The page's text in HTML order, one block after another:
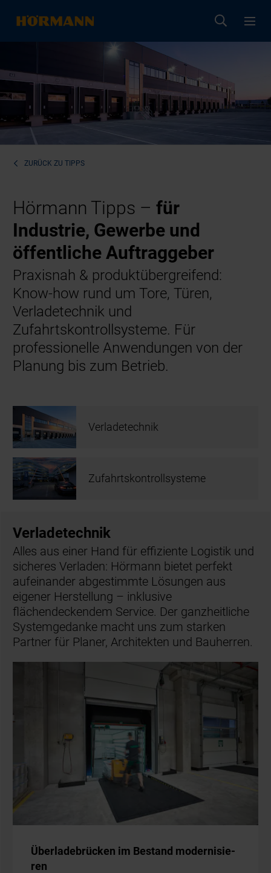
ZURÜCK ZUTIPPS
Hörmann Tipps –für
Industrie, Gewerbe und
öffentliche Auftraggeber
Praxisnah & produktübergreifend:
Know-how rund um Tore, Türen,
Verladetechnik und
Zufahrtskontrollsysteme. Für
professionelle Anwendungen von der
Planung bis zum Betrieb.
Verladetechnik
Zufahrtskontrollsysteme
Verladetechnik
Alles aus einer Hand für effiziente Logistik und
sicheres Verladen: Hörmann bietet perfekt
aufeinander abgestimmte Lösungen aus
eigener Herstellung – inklusive
flächendeckendem Service. Der ganzheitliche
Systemgedanke macht uns zum starken
Partner für Planer, Architekten und Bauherren.
Über­la­de­brü­cken im Be­stand mo­der­ni­sie­
ren